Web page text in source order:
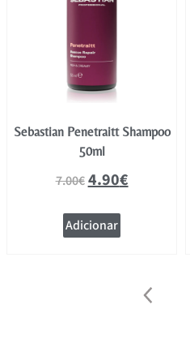
Sebastian Penetraitt Shampoo
50ml
7.00€4.90€
Adicionar